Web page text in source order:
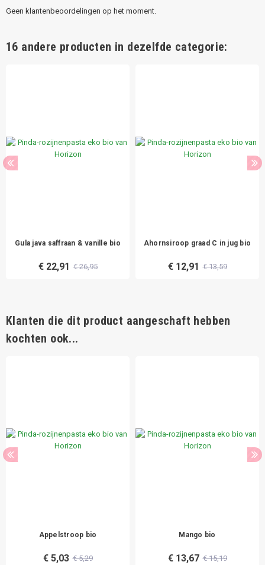
Geen klantenbeoordelingen op het moment.
16 andere producten in dezelfde categorie:
Gula java saffraan & vanille bio
€ 22,91 € 26,95
Ahornsiroop graad C in jug bio
€ 12,91 € 13,59
Klanten die dit product aangeschaft hebben
kochten ook...
Appelstroop bio
€ 5,03 € 5,29
Mango bio
€ 13,67 € 15,19